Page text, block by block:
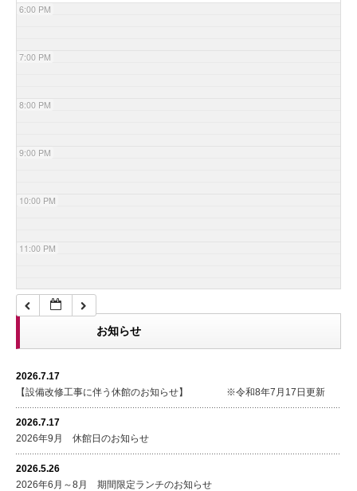
6:00 PM
7:00 PM
8:00 PM
9:00 PM
10:00 PM
11:00 PM
お知らせ
2026.7.17
【設備改修工事に伴う休館のお知らせ】 ※令和8年7月17日更新
2026.7.17
2026年9月 休館日のお知らせ
2026.5.26
2026年6月～8月 期間限定ランチのお知らせ